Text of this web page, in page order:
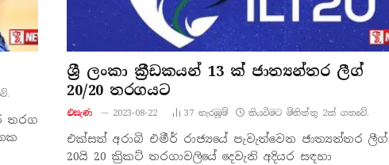
තරග
ශ්‍රී ලංකා ක්‍රීඩකයන් 13 ක් ජාත්‍යන්තර ලීග්
20/20 තරගයට
එසැණ 2023-08-22 37 නැරඹු​ම් කියවීමට මිනිත්තු 2ක් ගතවේ.
එක්සත් අරාබි එමීර් රාජ්‍යයේ පැවැත්වෙන ජාත්‍යන්තර ලීග්
20යි 20 ක්‍රිකට් තරගාවලියේ දෙවැනි අදියර සඳහා